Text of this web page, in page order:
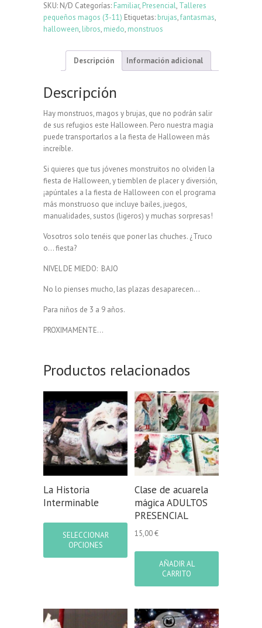
SKU: N/D Categorías: Familiar, Presencial, Talleres
pequeños magos (3-11) Etiquetas: brujas,fantasmas,
halloween, libros, miedo, monstruos
Descripción Información adicional
Descripción
Hay monstruos, magos y brujas, que no podrán salir
de sus refugios este Halloween. Pero nuestra magia
puede transportarlos a la fiesta de Halloween más
increíble.
Si quieres que tus jóvenes monstruitos no olviden la
fiesta de Halloween, y tiemblen de placer y diversión,
¡apúntales a la fiesta de Halloween con el programa
más monstruoso que incluye bailes, juegos,
manualidades, sustos (ligeros) y muchas sorpresas!
Vosotros solo tenéis que poner las chuches. ¿Truco
o… fiesta?
NIVEL DE MIEDO: BAJO
No lo pienses mucho, las plazas desaparecen…
Para niños de 3 a 9 años.
PROXIMAMENTE…
Productos relacionados
La Historia
Interminable
SELECCIONAR
OPCIONES
Este
producto
múltiples
pueden
elegir
Clase de acuarela
mágica ADULTOS
PRESENCIAL
15,00€
AÑADIR AL
CARRITO